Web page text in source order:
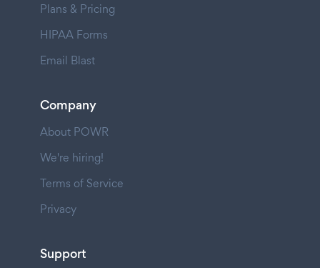
Plans & Pricing
HIPAA Forms
Email Blast
Company
About POWR
We're hiring!
Terms of Service
Privacy
Support